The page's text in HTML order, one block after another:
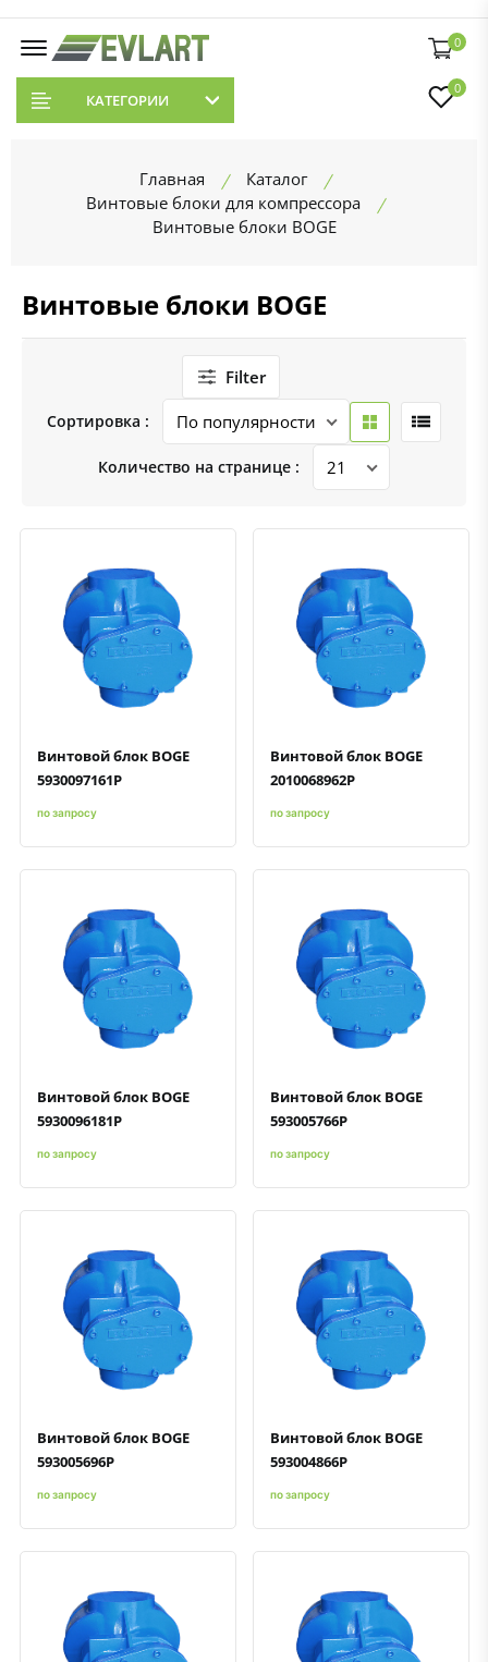
0
КАТЕГОРИИ
0
Главная
Каталог
Винтовые блоки для компрессора
Винтовые блоки BOGE
Винтовые блоки BOGE
Filter
Сортировка :
Количество на странице :
Быстрый просмотрДобавить к сравнению
Добавить в избранное
Винтовой блок BOGE
5930097161P
по запросу
Быстрый просмотрДобавить к сравнению
Добавить в избранное
Винтовой блок BOGE
2010068962P
по запросу
Быстрый просмотрДобавить к сравнению
Добавить в избранное
Винтовой блок BOGE
5930096181P
по запросу
Быстрый просмотрДобавить к сравнению
Добавить в избранное
Винтовой блок BOGE
593005766P
по запросу
Быстрый просмотрДобавить к сравнению
Добавить в избранное
Винтовой блок BOGE
593005696P
по запросу
Быстрый просмотрДобавить к сравнению
Добавить в избранное
Винтовой блок BOGE
593004866P
по запросу